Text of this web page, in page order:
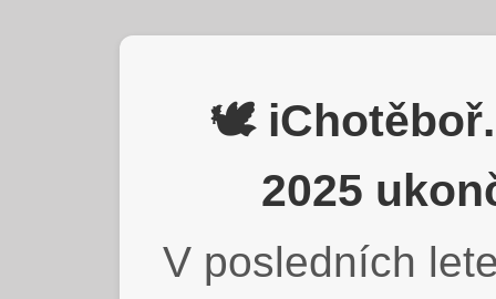
🕊️
2025
V posledních